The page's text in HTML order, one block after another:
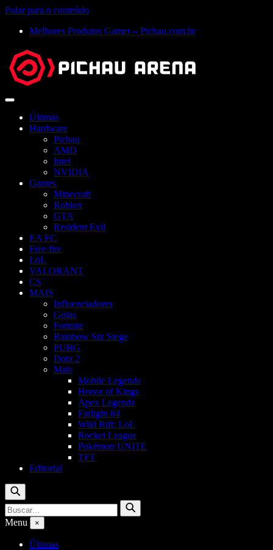
Pular para o conteúdo
Melhores Produtos Gamer – Pichau.com.br
Abrir
Últimas
Hardware
Pichau
AMD
Intel
NVIDIA
Games
Minecraft
Roblox
GTA
Resident Evil
EA FC
Free fire
LoL
VALORANT
CS
MAIS
Influenciadores
Guias
Fortnite
Rainbow Six Siege
PUBG
Dota 2
Mais
Mobile Legends
Honor of Kings
Apex Legends
Farlight 84
Wild Rift: LoL
Rocket League
Pokémon UNITE
TFT
Editorial
Buscar
Buscar
por:
Buscar
Menu ×
Últimas